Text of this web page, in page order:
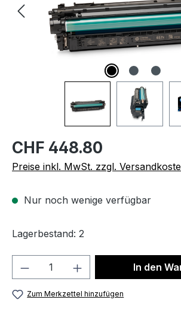
CHF 448.80
Preise inkl. MwSt. zzgl.
Nur noch wenige verfügbar
Lagerbestand: 2
Produkt Anzahl: Gib den
In den
Zum Merkzettel hinzufügen